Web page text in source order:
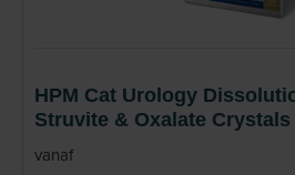
HPM Cat Urology
Struvite & Oxalate
vanaf